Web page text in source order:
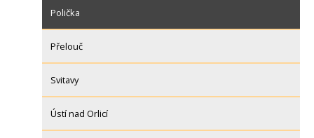
Polička
Přelouč
Svitavy
Ústí nad Orlicí